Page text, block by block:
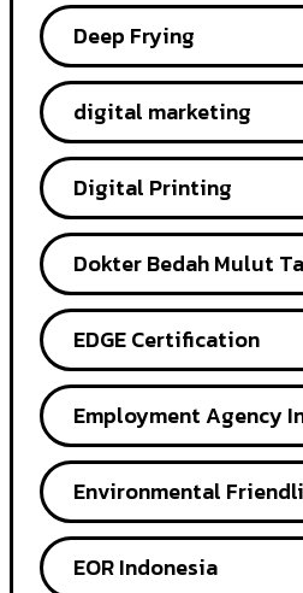
Deep Frying
digital marketing
Digital Printing
Dokter Bedah Mulut
EDGE Certification
Employment Agency
Environmental
EOR Indonesia